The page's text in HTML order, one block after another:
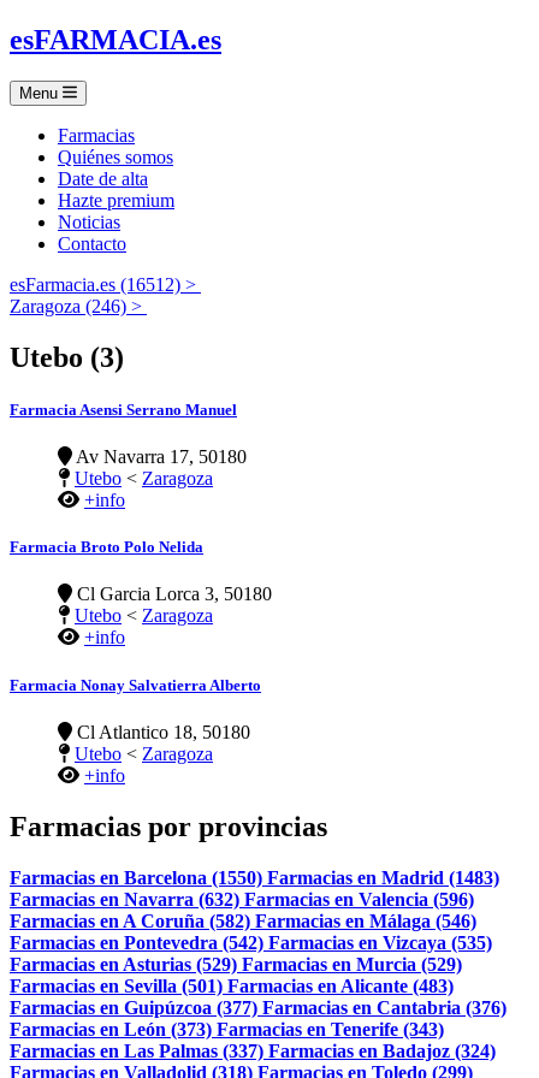
esFARMACIA.es
Menu
Farmacias
Quiénes somos
Date de alta
Hazte premium
Noticias
Contacto
esFarmacia.es (16512) >
Zaragoza (246) >
Utebo (3)
Farmacia Asensi Serrano Manuel
Av Navarra 17, 50180
Utebo < Zaragoza
+info
Farmacia Broto Polo Nelida
Cl Garcia Lorca 3, 50180
Utebo < Zaragoza
+info
Farmacia Nonay Salvatierra Alberto
Cl Atlantico 18, 50180
Utebo < Zaragoza
+info
Farmacias por provincias
Farmacias en Barcelona (1550) Farmacias en Madrid (1483)
Farmacias en Navarra (632) Farmacias en Valencia (596)
Farmacias en A Coruña (582) Farmacias en Málaga (546)
Farmacias en Pontevedra (542) Farmacias en Vizcaya (535)
Farmacias en Asturias (529) Farmacias en Murcia (529)
Farmacias en Sevilla (501) Farmacias en Alicante (483)
Farmacias en Guipúzcoa (377) Farmacias en Cantabria (376)
Farmacias en León (373) Farmacias en Tenerife (343)
Farmacias en Las Palmas (337) Farmacias en Badajoz (324)
Farmacias en Valladolid (318) Farmacias en Toledo (299)